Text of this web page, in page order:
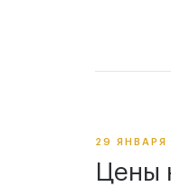
29 ЯНВАРЯ
Цены